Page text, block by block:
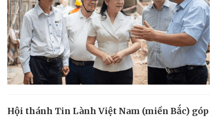
Hội thánh Tin Lành Việt Nam (miền Bắc) góp